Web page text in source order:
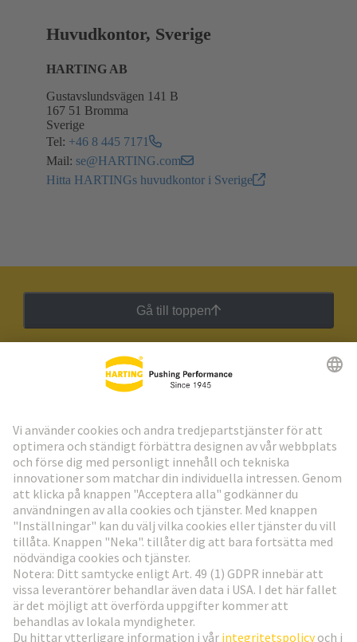
Huvudkontor, Sverige
HARTING AB
Gustavslundsvägen 141 B
167 51 Bromma
Sverige
Tel: +46 8 445 7171
Mail: se@HARTING.com
Hitta HARTINGs huvudkontor i Sverige
Gå till toppen
HARTING:s nyhetsbrev
Gå till registrering
Social Media